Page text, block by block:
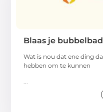
Blaas je
Wat is nou dat ene ding
hebben om te kunnen